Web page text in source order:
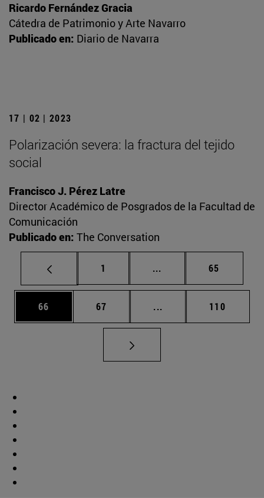
Ricardo Fernández Gracia
Cátedra de Patrimonio y Arte Navarro
Publicado en: Diario de Navarra
17 | 02 | 2023
Polarización severa: la fractura del tejido
social
Francisco J. Pérez Latre
Director Académico de Posgrados de la Facultad de
Comunicación
Publicado en: The Conversation
Página
1 ... Páginas intermedias
Página
65
Página
66 Página
67 ... Páginas intermedias
Página
110